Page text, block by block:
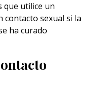
que utilice un
contacto sexual si la
ha curado